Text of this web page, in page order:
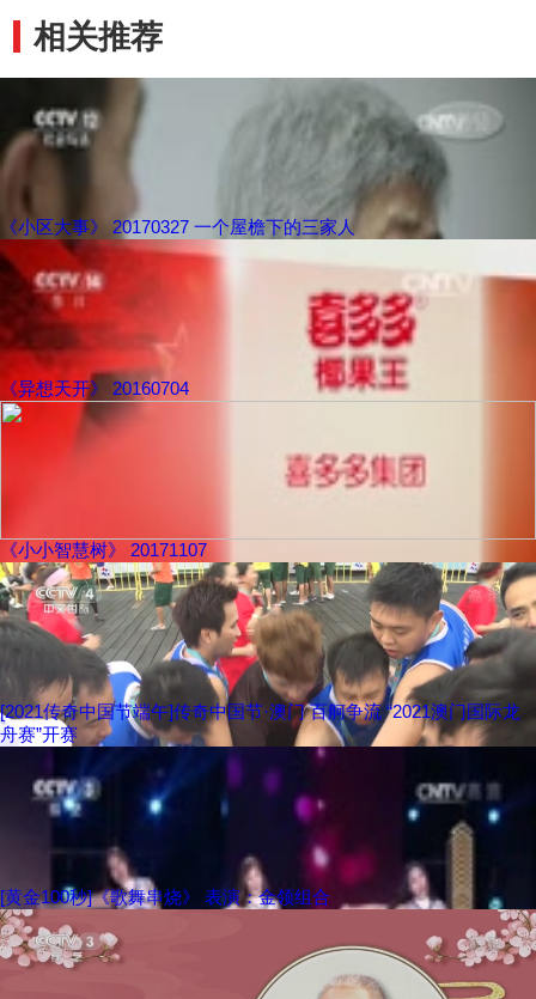
相关推荐
《小区大事》 20170327 一个屋檐下的三家人
《异想天开》 20160704
《小小智慧树》 20171107
[2021传奇中国节端午]传奇中国节·澳门 百舸争流 “2021澳门国际龙
舟赛”开赛
[黄金100秒]《歌舞串烧》 表演：金领组合